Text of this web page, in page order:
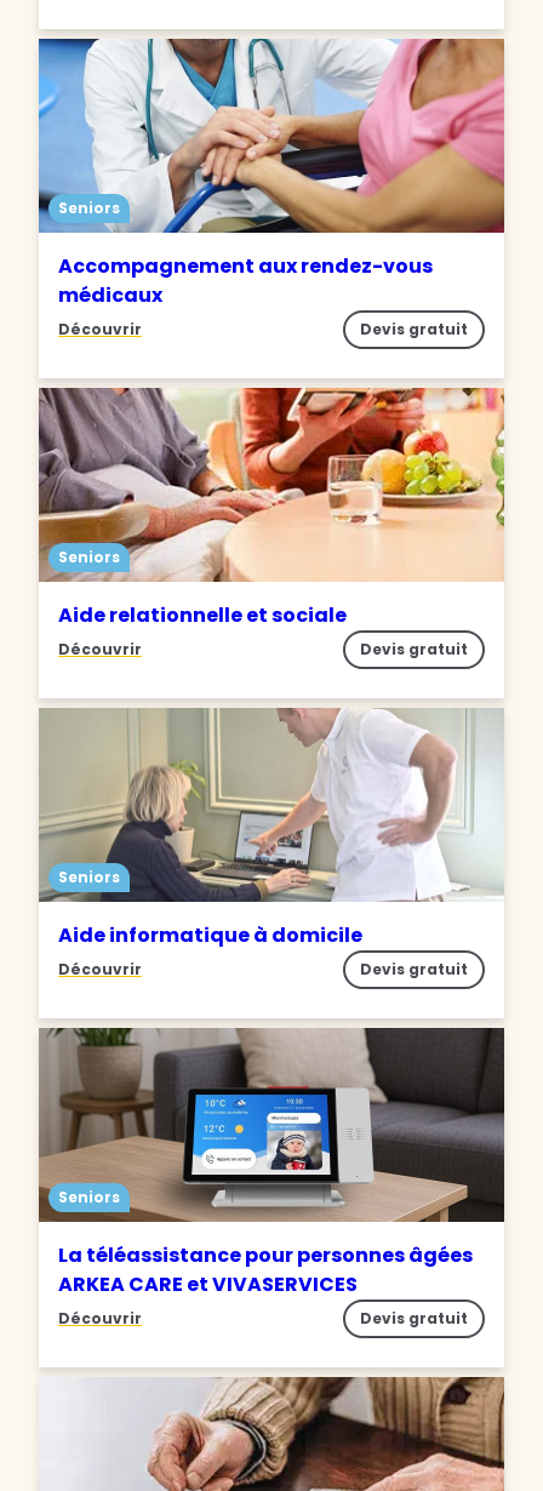
Seniors
Accompagnement aux rendez-vous
médicaux
Découvrir Devis gratuit
Seniors
Aide relationnelle et sociale
Découvrir Devis gratuit
Seniors
Aide informatique à domicile
Découvrir Devis gratuit
Seniors
La téléassistance pour personnes âgées
ARKEA CARE et VIVASERVICES
Découvrir Devis gratuit